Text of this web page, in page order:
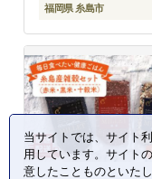
福岡県 糸島市
当サイトでは、サイト
用しています。サイト
意したことものといたし